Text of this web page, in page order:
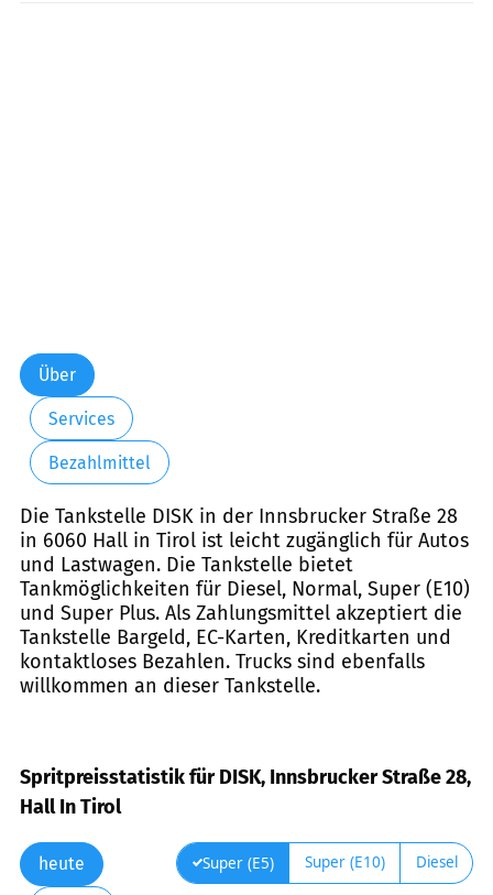
Über
Services
Bezahlmittel
Die Tankstelle DISK in der Innsbrucker Straße 28
in 6060 Hall in Tirol ist leicht zugänglich für Autos
und Lastwagen. Die Tankstelle bietet
Tankmöglichkeiten für Diesel, Normal, Super (E10)
und Super Plus. Als Zahlungsmittel akzeptiert die
Tankstelle Bargeld, EC-Karten, Kreditkarten und
kontaktloses Bezahlen. Trucks sind ebenfalls
willkommen an dieser Tankstelle.
Spritpreisstatistik für DISK, Innsbrucker Straße 28,
Hall In Tirol
heute Super (E5) Super (E10) Diesel